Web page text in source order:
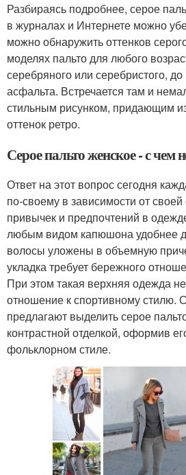
Разбираясь подробнее, серое
в журналах и Интернете можно
можно обнаружить оттенков
моделях пальто для любого
серебряного или серебристого,
асфальта. Встречается там и
стильным рисунком, придающим
оттенок ретро.
Серое пальто женское - с чем
Ответ на этот вопрос сегодня
по-своему в зависимости от
привычек и предпочтений в
любым видом капюшона удобнее
волосы уложены в объемную
укладка требует бережного
При этом такая верхняя одежда
отношение к спортивному стилю.
предлагают выделить серое
контрастной отделкой, оформив
фольклорном стиле.